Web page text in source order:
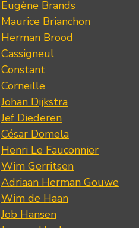
Eugène Brands
Maurice Brianchon
Herman Brood
Cassigneul
Constant
Corneille
Johan Dijkstra
Jef Diederen
César Domela
Henri Le Fauconnier
Wim Gerritsen
Adriaan Herman Gouwe
Wim de Haan
Job Hansen